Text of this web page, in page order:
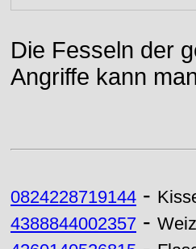
Die Fesseln der
Angriffe kann
0824228719144 -
4388844002357 -